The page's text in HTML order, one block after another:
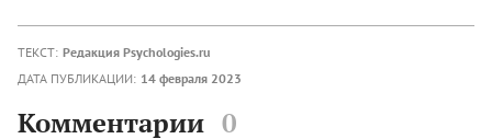
ТЕКСТ: Редакция Psychologies.ru
ДАТА ПУБЛИКАЦИИ: 14 февраля 2023
Комментарии 0